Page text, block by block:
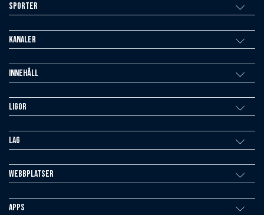
Sporter
Kanaler
Innehåll
Ligor
Lag
Webbplatser
Apps